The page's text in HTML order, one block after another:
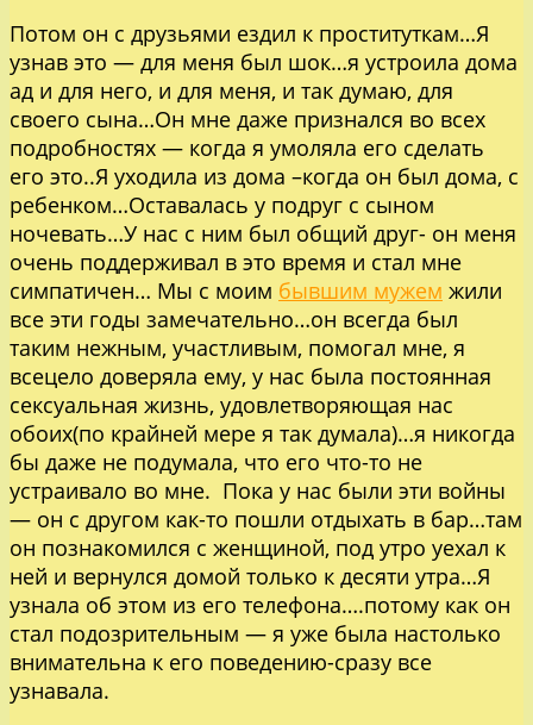
Потом он с друзьями ездил к проституткам…Я
узнав это — для меня был шок…я устроила дома
ад и для него, и для меня, и так думаю, для
своего сына…Он мне даже признался во всех
подробностях — когда я умоляла его сделать
его это..Я уходила из дома –когда он был дома, с
ребенком…Оставалась у подруг с сыном
ночевать…У нас с ним был общий друг- он меня
очень поддерживал в это время и стал мне
симпатичен… Мы с моим бывшим мужем жили
все эти годы замечательно…он всегда был
таким нежным, участливым, помогал мне, я
всецело доверяла ему, у нас была постоянная
сексуальная жизнь, удовлетворяющая нас
обоих(по крайней мере я так думала)…я никогда
бы даже не подумала, что его что-то не
устраивало во мне. Пока у нас были эти войны
— он с другом как-то пошли отдыхать в бар…там
он познакомился с женщиной, под утро уехал к
ней и вернулся домой только к десяти утра…Я
узнала об этом из его телефона….потому как он
стал подозрительным — я уже была настолько
внимательна к его поведению-сразу все
узнавала.